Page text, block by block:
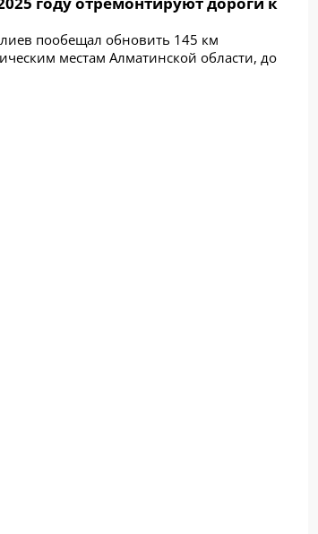
пообещал обновить 145 км
местам Алматинской области, до